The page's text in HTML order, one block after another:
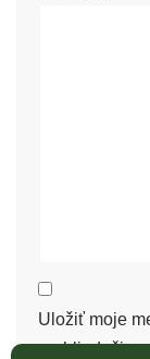
Uložiť moje
prehliadači